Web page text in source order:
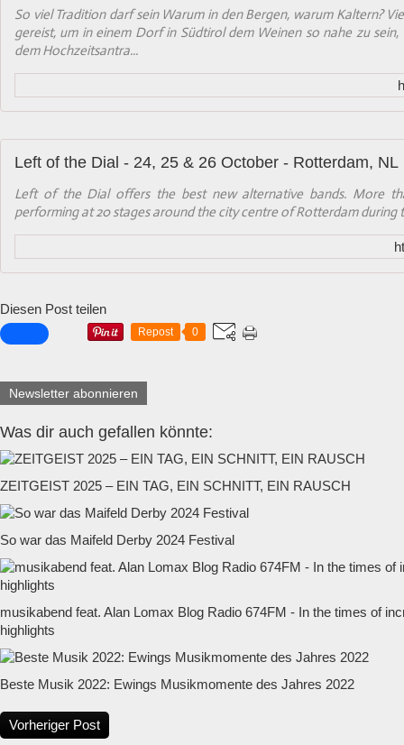
So viel Tradition darf sein Warum in den Bergen, warum Kaltern?
gereist, um in einem Dorf in Südtirol dem Weinen so nahe zu
dem Hochzeitsantra...
Left of the Dial - 24, 25 & 26 October - Rotterdam, NL
Left of the Dial offers the best new alternative bands. More
performing at 20 stages around the city centre of Rotterdam during
Diesen Post teilen
Repost 0
Newsletter abonnieren
Was dir auch gefallen könnte:
ZEITGEIST 2025 – EIN TAG, EIN SCHNITT, EIN RAUSCH
So war das Maifeld Derby 2024 Festival
musikabend feat. Alan Lomax Blog Radio 674FM - In the times of
highlights
Beste Musik 2022: Ewings Musikmomente des Jahres 2022
Vorheriger Post